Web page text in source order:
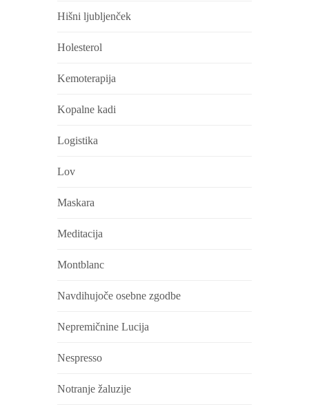
Hišni ljubljenček
Holesterol
Kemoterapija
Kopalne kadi
Logistika
Lov
Maskara
Meditacija
Montblanc
Navdihujoče osebne zgodbe
Nepremičnine Lucija
Nespresso
Notranje žaluzije